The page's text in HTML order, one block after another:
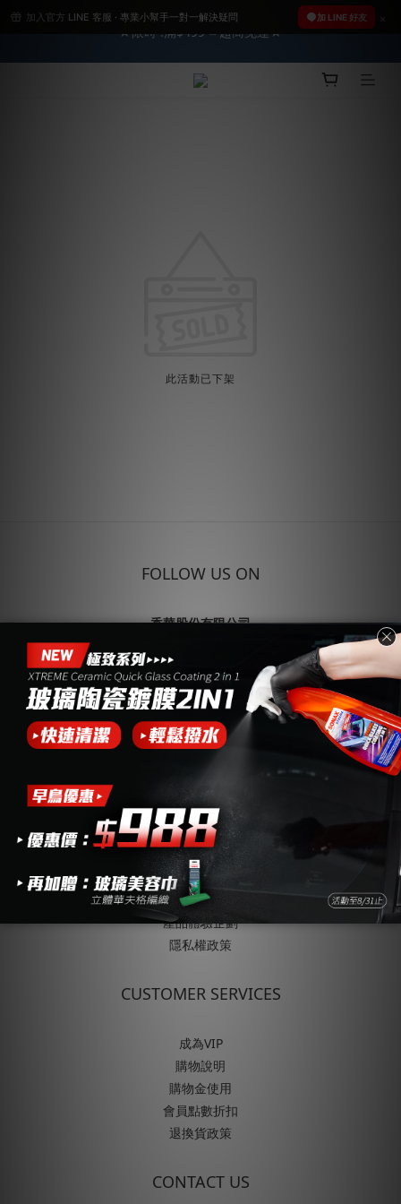
加入官方 LINE 客服 · 專業小幫手一對一解決疑問 加 LINE 好友
2026車友推薦新車鍍膜１００% 成功的秘訣，全靠這組😎　 ( 查
看鍍膜攻略✔ )
★限時 :滿$499 ➨超商免運★
2026車友推薦新車鍍膜１００% 成功的秘訣，全靠這組😎　 ( 查
此活動已下架
FOLLOW US ON
香華股份有限公司
504 彰化縣秀水鄉
彰水路二段102巷58弄26號
統編：22414026
ABOUT
關於SONAX
品牌歷史與發展
企業永續責任
產品體驗企劃
隱私權政策
CUSTOMER SERVICES
成為VIP
購物說明
購物金使用
會員點數折扣
退換貨政策
CONTACT US